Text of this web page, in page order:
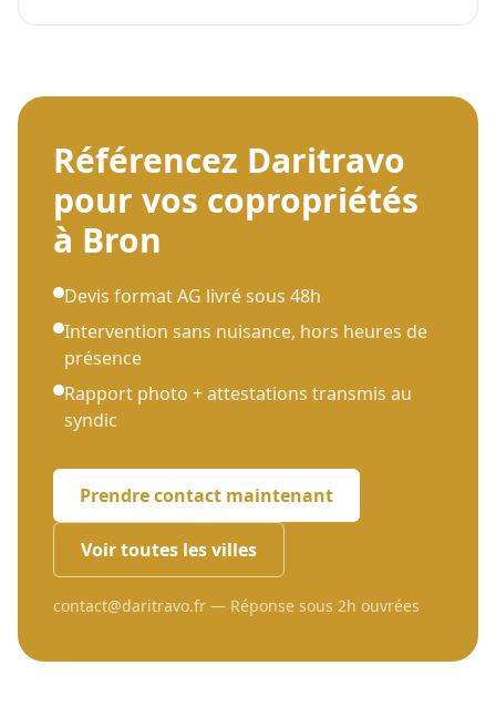
Référencez Daritravo
pour vos copropriétés
à Bron
Devis format AG livré sous 48h
Intervention sans nuisance, hors heures de
présence
Rapport photo + attestations transmis au
syndic
Prendre contact maintenant
Voir toutes les villes
contact@daritravo.fr — Réponse sous 2h ouvrées